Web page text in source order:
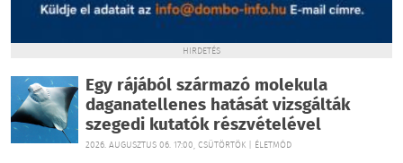
HIRDETÉS
Egy rájából származó molekula
daganatellenes hatását vizsgálták
szegedi kutatók részvételével
2026. AUGUSZTUS 06. 17:00, CSÜTÖRTÖK | ÉLETMÓD